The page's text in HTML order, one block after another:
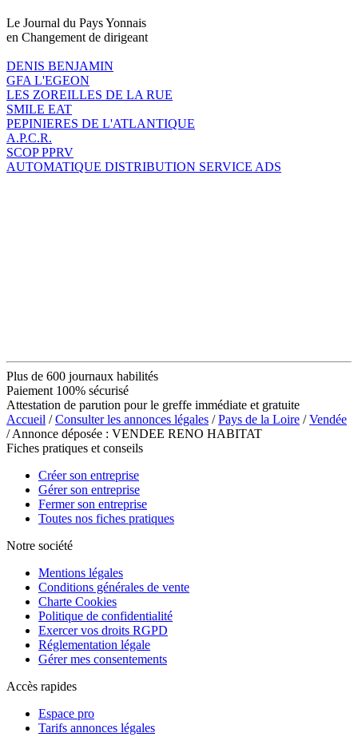
Le Journal du Pays Yonnais
en Changement de dirigeant
DENIS BENJAMIN
GFA L'EGEON
LES ZOREILLES DE LA RUE
SMILE EAT
PEPINIERES DE L'ATLANTIQUE
A.P.C.R.
SCOP PPRV
AUTOMATIQUE DISTRIBUTION SERVICE ADS
Plus de 600 journaux habilités
Paiement 100% sécurisé
Attestation de parution pour le greffe immédiate et gratuite
Accueil /Consulter les annonces légales /Pays de la Loire /Vendée
/ Annonce déposée : VENDEE RENO HABITAT
Fiches pratiques et conseils
Créer son entreprise
Gérer son entreprise
Fermer son entreprise
Toutes nos fiches pratiques
Notre société
Mentions légales
Conditions générales de vente
Charte Cookies
Politique de confidentialité
Exercer vos droits RGPD
Réglementation légale
Gérer mes consentements
Accès rapides
Espace pro
Tarifs annonces légales